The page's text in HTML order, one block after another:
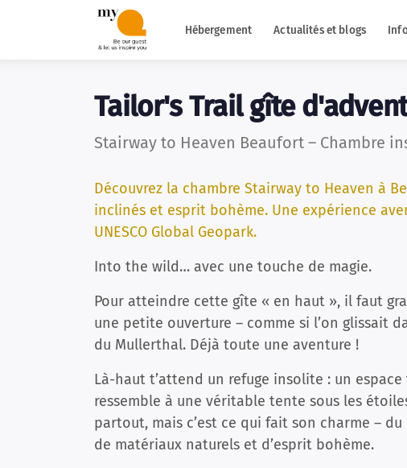
Hébergement Actualités et blogs
Tailor's Trail gîte
Stairway to Heaven Beaufort – Chambre
Découvrez la chambre Stairway to Heaven à
inclinés et esprit bohème. Une expérience
UNESCO Global Geopark.
Into the wild… avec une touche de magie.
Pour atteindre cette gîte « en haut », il faut
une petite ouverture – comme si l’on glissait
du Mullerthal. Déjà toute une aventure !
Là-haut t’attend un refuge insolite : un
ressemble à une véritable tente sous les
partout, mais c’est ce qui fait son charme –
de matériaux naturels et d’esprit bohème.